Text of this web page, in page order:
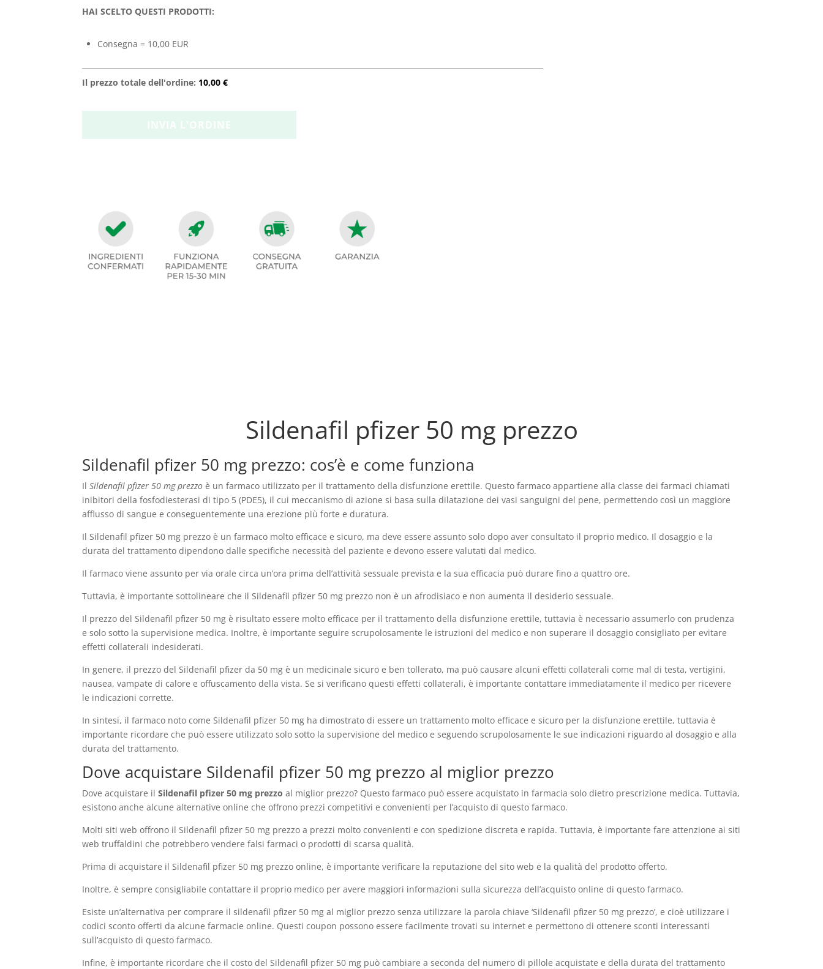
HAI SCELTO QUESTI PRODOTTI:
Consegna = 10,00 EUR
Il prezzo totale dell'ordine: 10,00 €
Sildenafil pfizer 50 mg prezzo
Sildenafil pfizer 50 mg prezzo: cos’è e come funziona
IlSildenafil pfizer 50 mg prezzo è un farmaco utilizzato per il trattamento della disfunzione erettile. Questo farmaco appartiene alla classe dei farmaci chiamati
inibitori della fosfodiesterasi di tipo 5 (PDE5), il cui meccanismo di azione si basa sulla dilatazione dei vasi sanguigni del pene, permettendo così un maggiore
afflusso di sangue e conseguentemente una erezione più forte e duratura.
Il Sildenafil pfizer 50 mg prezzo è un farmaco molto efficace e sicuro, ma deve essere assunto solo dopo aver consultato il proprio medico. Il dosaggio e la
durata del trattamento dipendono dalle specifiche necessità del paziente e devono essere valutati dal medico.
Il farmaco viene assunto per via orale circa un’ora prima dell’attività sessuale prevista e la sua efficacia può durare fino a quattro ore.
Tuttavia, è importante sottolineare che il Sildenafil pfizer 50 mg prezzo non è un afrodisiaco e non aumenta il desiderio sessuale.
Il prezzo del Sildenafil pfizer 50 mg è risultato essere molto efficace per il trattamento della disfunzione erettile, tuttavia è necessario assumerlo con prudenza
e solo sotto la supervisione medica. Inoltre, è importante seguire scrupolosamente le istruzioni del medico e non superare il dosaggio consigliato per evitare
effetti collaterali indesiderati.
In genere, il prezzo del Sildenafil pfizer da 50 mg è un medicinale sicuro e ben tollerato, ma può causare alcuni effetti collaterali come mal di testa, vertigini,
nausea, vampate di calore e offuscamento della vista. Se si verificano questi effetti collaterali, è importante contattare immediatamente il medico per ricevere
le indicazioni corrette.
In sintesi, il farmaco noto come Sildenafil pfizer 50 mg ha dimostrato di essere un trattamento molto efficace e sicuro per la disfunzione erettile, tuttavia è
importante ricordare che può essere utilizzato solo sotto la supervisione del medico e seguendo scrupolosamente le sue indicazioni riguardo al dosaggio e alla
durata del trattamento.
Dove acquistare Sildenafil pfizer 50 mg prezzo al miglior prezzo
Dove acquistare ilSildenafil pfizer 50 mg prezzo al miglior prezzo? Questo farmaco può essere acquistato in farmacia solo dietro prescrizione medica. Tuttavia,
esistono anche alcune alternative online che offrono prezzi competitivi e convenienti per l’acquisto di questo farmaco.
Molti siti web offrono il Sildenafil pfizer 50 mg prezzo a prezzi molto convenienti e con spedizione discreta e rapida. Tuttavia, è importante fare attenzione ai siti
web truffaldini che potrebbero vendere falsi farmaci o prodotti di scarsa qualità.
Prima di acquistare il Sildenafil pfizer 50 mg prezzo online, è importante verificare la reputazione del sito web e la qualità del prodotto offerto.
Inoltre, è sempre consigliabile contattare il proprio medico per avere maggiori informazioni sulla sicurezza dell’acquisto online di questo farmaco.
Esiste un’alternativa per comprare il sildenafil pfizer 50 mg al miglior prezzo senza utilizzare la parola chiave ‘Sildenafil pfizer 50 mg prezzo’, e cioè utilizzare i
codici sconto offerti da alcune farmacie online. Questi coupon possono essere facilmente trovati su internet e permettono di ottenere sconti interessanti
sull’acquisto di questo farmaco.
Infine, è importante ricordare che il costo del Sildenafil pfizer 50 mg può cambiare a seconda del numero di pillole acquistate e della durata del trattamento